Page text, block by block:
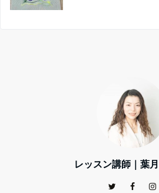
レッスン講師｜葉